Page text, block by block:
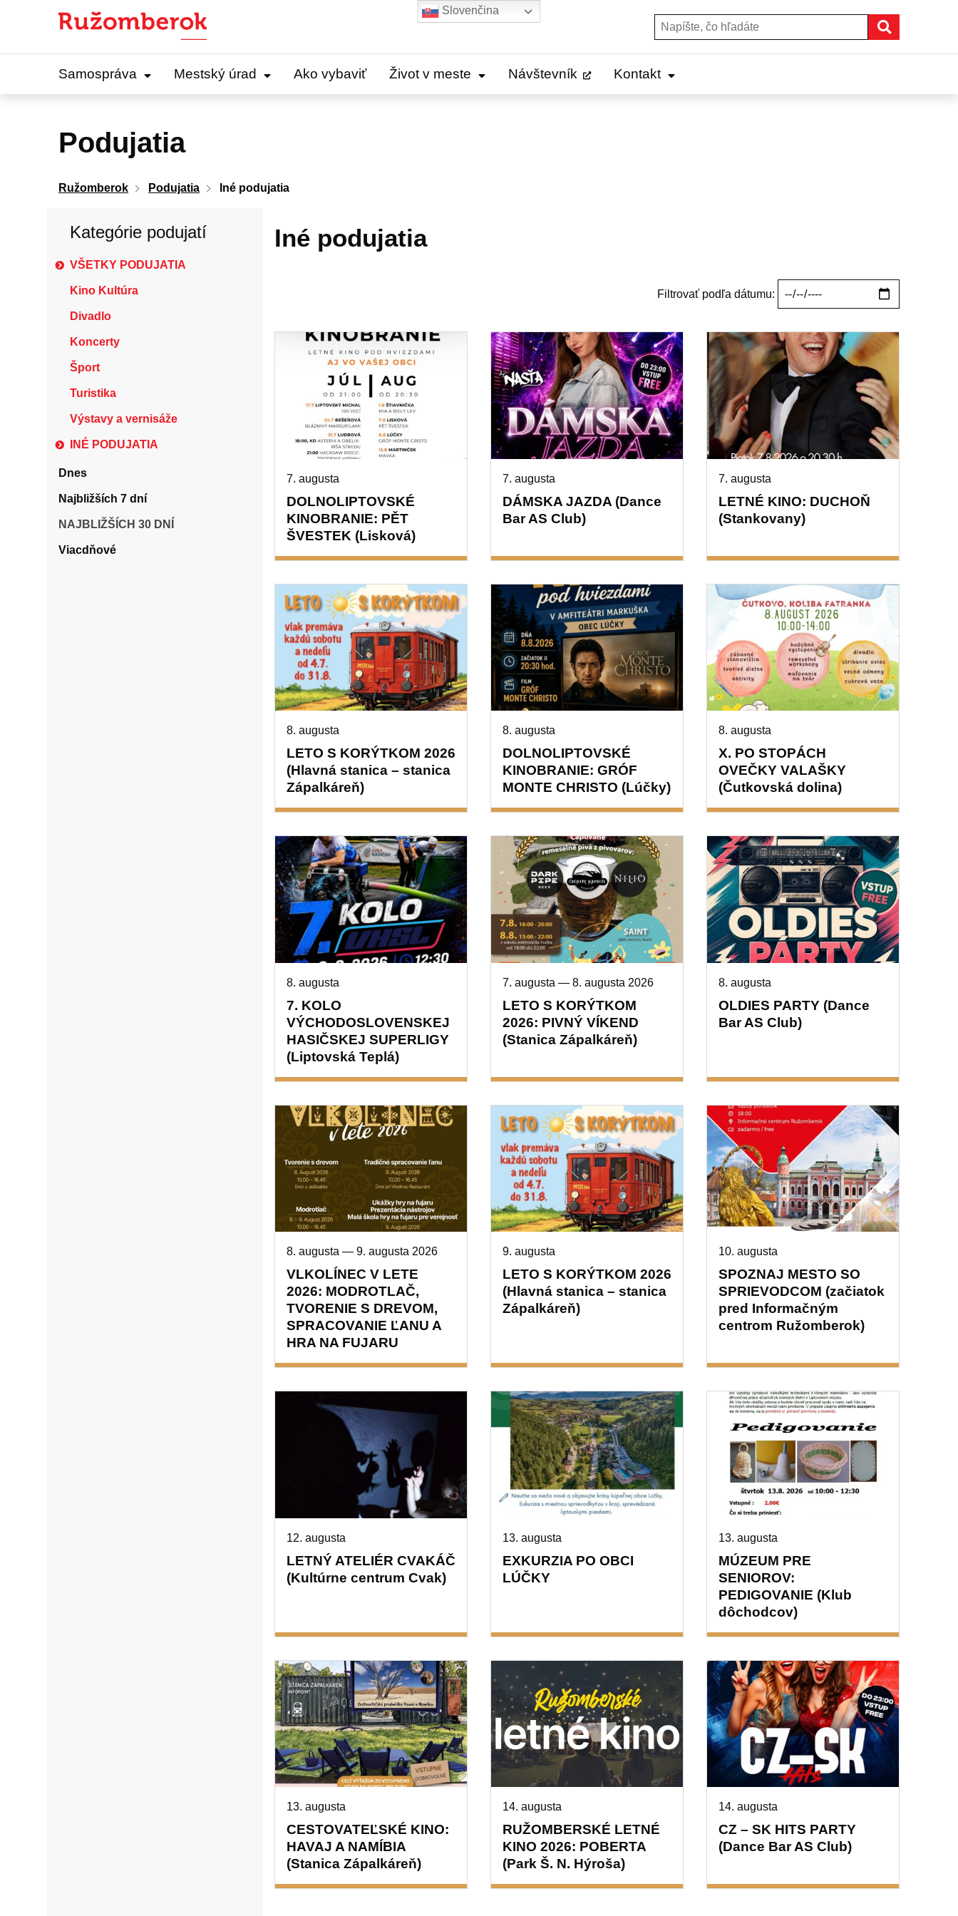
Hľadať:
Samospráva Mestský úrad Ako vybaviť Život v meste Návštevník Kontakt
Podujatia
Ružomberok Podujatia Iné podujatia
Kategórie podujatí
VŠETKY PODUJATIA
Kino Kultúra
Divadlo
Koncerty
Šport
Turistika
Výstavy a vernisáže
INÉ PODUJATIA
Dnes
Najbližších 7 dní
NAJBLIŽŠÍCH 30 DNÍ
Viacdňové
Iné podujatia
Filtrovať podľa dátumu:
DOLNOLIPTOVSKÉ
KINOBRANIE: PĚT
ŠVESTEK (Lisková)
7. augusta
DÁMSKA JAZDA (Dance
Bar AS Club)
7. augusta
LETNÉ KINO: DUCHOŇ
(Stankovany)
7. augusta
LETO S KORÝTKOM 2026
(Hlavná stanica – stanica
Zápalkáreň)
8. augusta
DOLNOLIPTOVSKÉ
KINOBRANIE: GRÓF
MONTE CHRISTO (Lúčky)
8. augusta
X. PO STOPÁCH
OVEČKY VALAŠKY
(Čutkovská dolina)
8. augusta
7. KOLO
VÝCHODOSLOVENSKEJ
HASIČSKEJ SUPERLIGY
(Liptovská Teplá)
8. augusta
LETO S KORÝTKOM
2026: PIVNÝ VÍKEND
(Stanica Zápalkáreň)
7. augusta — 8. augusta 2026
OLDIES PARTY (Dance
Bar AS Club)
8. augusta
VLKOLÍNEC V LETE
2026: MODROTLAČ,
TVORENIE S DREVOM,
SPRACOVANIE ĽANU A
HRA NA FUJARU
8. augusta — 9. augusta 2026
LETO S KORÝTKOM 2026
(Hlavná stanica – stanica
Zápalkáreň)
9. augusta
SPOZNAJ MESTO SO
SPRIEVODCOM (začiatok
pred Informačným
centrom Ružomberok)
10. augusta
LETNÝ ATELIÉR CVAKÁČ
(Kultúrne centrum Cvak)
12. augusta
EXKURZIA PO OBCI
LÚČKY
13. augusta
MÚZEUM PRE
SENIOROV:
PEDIGOVANIE (Klub
dôchodcov)
13. augusta
CESTOVATEĽSKÉ KINO:
HAVAJ A NAMÍBIA
(Stanica Zápalkáreň)
13. augusta
RUŽOMBERSKÉ LETNÉ
KINO 2026: POBERTA
(Park Š. N. Hýroša)
14. augusta
CZ – SK HITS PARTY
(Dance Bar AS Club)
14. augusta
Slovenčina